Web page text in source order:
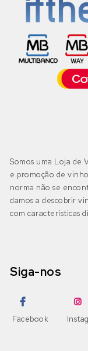
Somos uma Loja de
e promoção de
norma não se
damos a descobrir
com características
Siga-nos
Facebook